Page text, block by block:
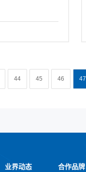
44 45 46 47
业界动态 合作品牌